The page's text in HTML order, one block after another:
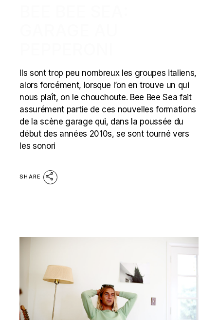
Ils sont trop peu nombreux les groupes italiens,
alors forcément, lorsque l’on en trouve un qui
nous plaît, on le chouchoute. Bee Bee Sea fait
assurément partie de ces nouvelles formations
de la scène garage qui, dans la poussée du
début des années 2010s, se sont tourné vers
les sonori
SHARE